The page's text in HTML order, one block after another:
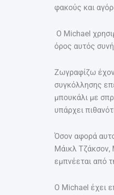
φακούς και
Ο Michael
όρος αυτός
Ζωγραφίζω
συγκόλλησης
μπουκάλι με
υπάρχει
Όσον αφορά
Μάικλ Τζάκσον,
εμπνέεται από
Ο Michael έχει